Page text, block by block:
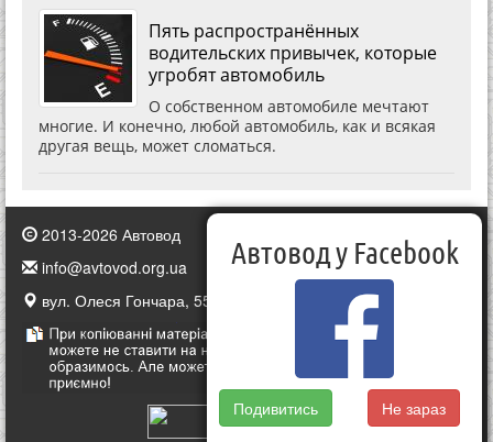
Пять распространённых
водительских привычек, которые
угробят автомобиль
О собственном автомобиле мечтают
многие. И конечно, любой автомобиль, как и всякая
другая вещь, может сломаться.
2013-2026 Автовод
info@avtovod.org.ua
вул. Олеся Гончара, 55, Київ, Україна
Автовод у Facebook
Подивитись Не зараз